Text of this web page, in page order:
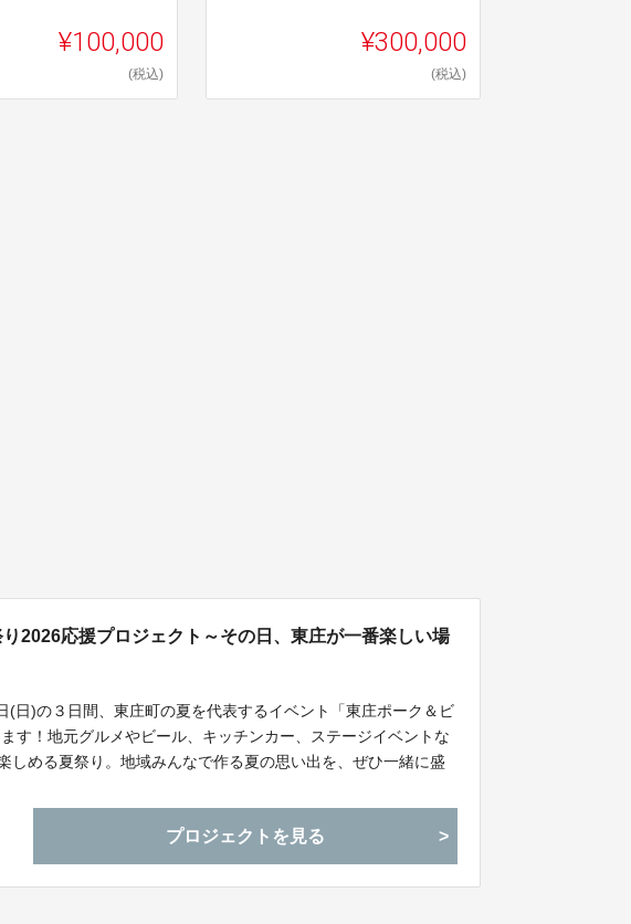
¥100,000
(税込)
¥300,000
(税込)
2026応援プロジェクト～その日、東庄が一番楽しい場
(日)の３日間、東庄町の夏を代表するイベント「東庄ポーク＆ビ
す！地元グルメやビール、キッチンカー、ステージイベントな
しめる夏祭り。地域みんなで作る夏の思い出を、ぜひ一緒に盛
プロジェクトを見る